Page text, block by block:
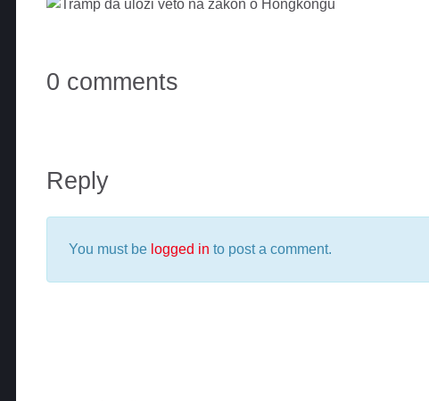
0 comments
Reply
You must be logged in to post a comment.